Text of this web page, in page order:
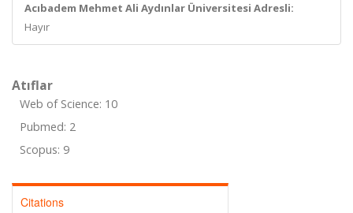
Acıbadem Mehmet Ali Aydınlar Üniversitesi Adresli:
Hayır
Atıflar
Web of Science: 10
Pubmed: 2
Scopus: 9
Citations